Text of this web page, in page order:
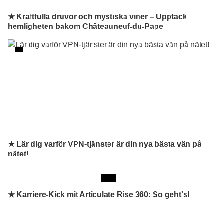
★ Kraftfulla druvor och mystiska viner – Upptäck
hemligheten bakom Châteauneuf-du-Pape
★ Lär dig varför VPN-tjänster är din nya bästa vän på
nätet!
★ Karriere-Kick mit Articulate Rise 360: So geht's!